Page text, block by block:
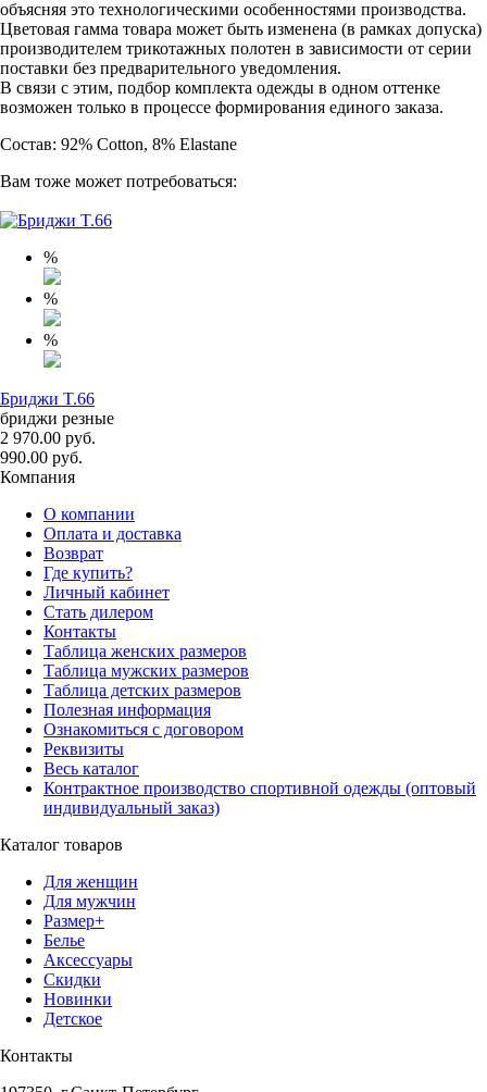
объясняя это технологическими особенностями производства.
Цветовая гамма товара может быть изменена (в рамках допуска)
производителем трикотажных полотен в зависимости от серии
поставки без предварительного уведомления.
В связи с этим, подбор комплекта одежды в одном оттенке
возможен только в процессе формирования единого заказа.
Состав: 92% Cotton, 8% Elastane
Вам тоже может потребоваться:
%
%
%
Бриджи T.66
бриджи резные
2 970.00 руб.
990.00 руб.
Компания
О компании
Оплата и доставка
Возврат
Где купить?
Личный кабинет
Стать дилером
Контакты
Таблица женских размеров
Таблица мужских размеров
Таблица детских размеров
Полезная информация
Ознакомиться с договором
Реквизиты
Весь каталог
Контрактное производство спортивной одежды (оптовый
индивидуальный заказ)
Каталог товаров
Для женщин
Для мужчин
Размер+
Белье
Аксессуары
Скидки
Новинки
Детское
Контакты